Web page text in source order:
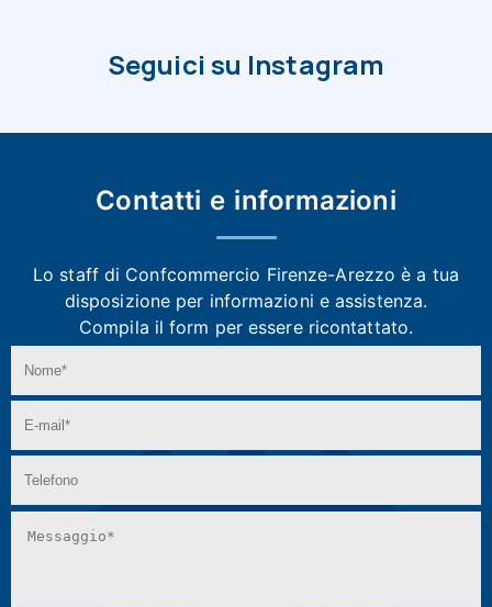
Seguici su Instagram
Contatti e informazioni
Lo staff di Confcommercio Firenze-Arezzoè a tua
disposizione per informazioni e assistenza.
Compila il form per essere ricontattato.